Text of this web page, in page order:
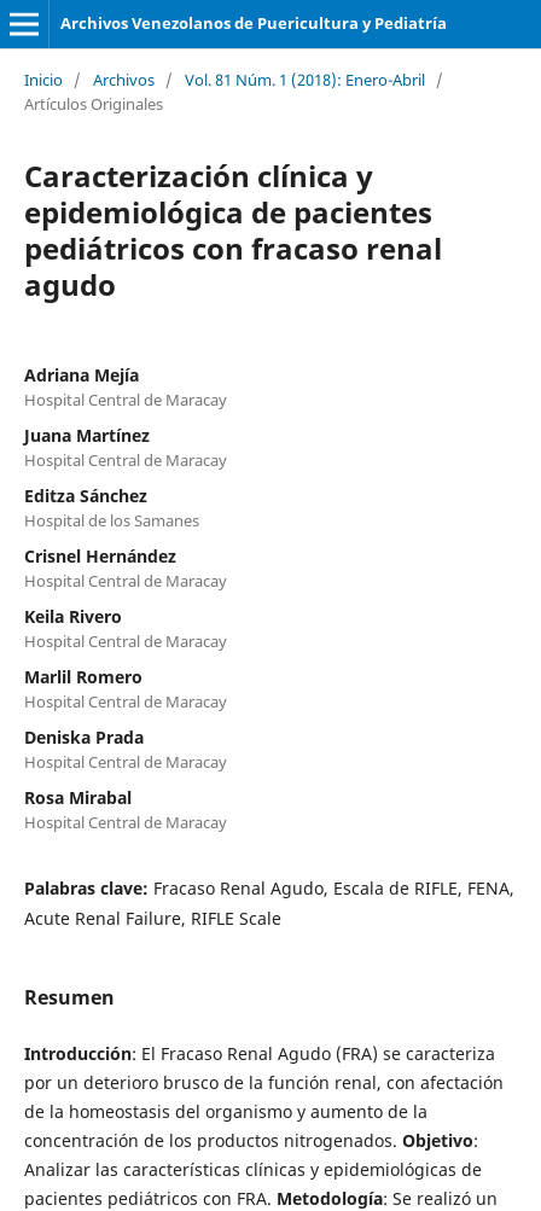
Archivos Venezolanos de Puericultura y Pediatría
Inicio / Archivos / Vol. 81 Núm. 1 (2018): Enero-Abril /
Artículos Originales
Caracterización clínica y
epidemiológica de pacientes
pediátricos con fracaso renal
agudo
Adriana Mejía
Hospital Central de Maracay
Juana Martínez
Hospital Central de Maracay
Editza Sánchez
Hospital de los Samanes
Crisnel Hernández
Hospital Central de Maracay
Keila Rivero
Hospital Central de Maracay
Marlil Romero
Hospital Central de Maracay
Deniska Prada
Hospital Central de Maracay
Rosa Mirabal
Hospital Central de Maracay
Palabras clave: Fracaso Renal Agudo, Escala de RIFLE, FENA,
Acute Renal Failure, RIFLE Scale
Resumen
Introducción: El Fracaso Renal Agudo (FRA) se caracteriza
por un deterioro brusco de la función renal, con afectación
de la homeostasis del organismo y aumento de la
concentración de los productos nitrogenados. Objetivo:
Analizar las características clínicas y epidemiológicas de
pacientes pediátricos con FRA. Metodología: Se realizó un